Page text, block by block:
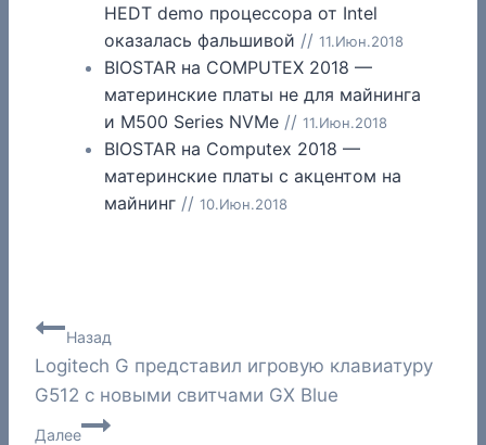
HEDT demo процессора от Intel
оказалась фальшивой // 11.Июн.2018
BIOSTAR на COMPUTEX 2018 —
материнские платы не для майнинга
и M500 Series NVMe // 11.Июн.2018
BIOSTAR на Computex 2018 —
материнские платы с акцентом на
майнинг // 10.Июн.2018
Навигация
по
записям
Назад
Logitech G представил игровую клавиатуру
G512 c новыми свитчами GX Blue
Далее